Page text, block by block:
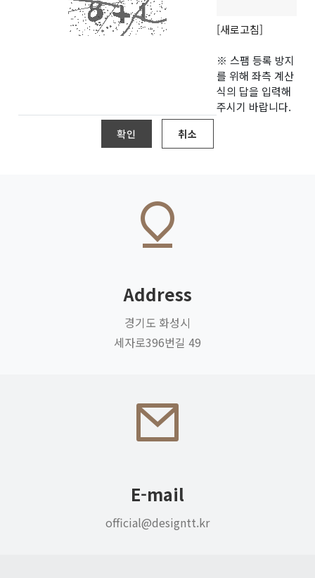
[새로고침]
※ 스팸 등록 방지
를 위해 좌측 계산
식의 답을 입력해
주시기 바랍니다.
확인 취소
Address
경기도 화성시
세자로396번길 49
E-mail
official@designtt.kr